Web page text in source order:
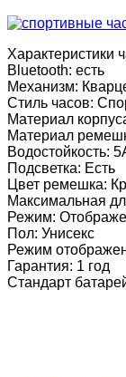
Характеристики
Bluetooth: есть
Механизм:
Стиль часов:
Материал
Материал
Водостойкость:
Подсветка: Есть
Цвет ремешка:
Максимальная
Режим:
Пол: Унисекс
Режим
Гарантия: 1 год
Стандарт